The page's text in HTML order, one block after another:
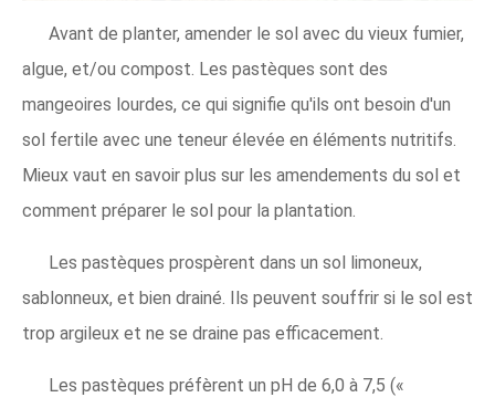
Avant de planter, amender le sol avec du vieux fumier,
algue, et/ou compost. Les pastèques sont des
mangeoires lourdes, ce qui signifie qu'ils ont besoin d'un
sol fertile avec une teneur élevée en éléments nutritifs.
Mieux vaut en savoir plus sur les amendements du sol et
comment préparer le sol pour la plantation.
Les pastèques prospèrent dans un sol limoneux,
sablonneux, et bien drainé. Ils peuvent souffrir si le sol est
trop argileux et ne se draine pas efficacement.
Les pastèques préfèrent un pH de 6,0 à 7,5 («